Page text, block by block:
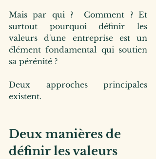
Mais par qui ?  Comment ? Et
surtout pourquoi définir les
valeurs d'une entreprise est un
élément fondamental qui soutien
sa pérénité ?
Deux approches principales
existent.
Deux manières de
définir les valeurs